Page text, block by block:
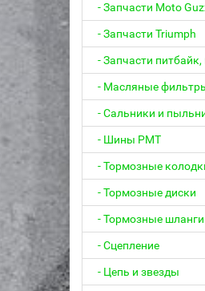
- Запчасти Moto
- Запчасти Triumph
- Запчасти питбайк,
- Масляные
- Сальники и
- Шины PMT
- Тормозные
- Тормозные диски
- Тормозные
- Сцепление
- Цепь и звезды